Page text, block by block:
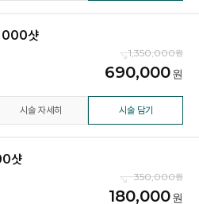
샷
1,350,000
690,000
시술 자세히 시술 담기
샷
350,000
180,000